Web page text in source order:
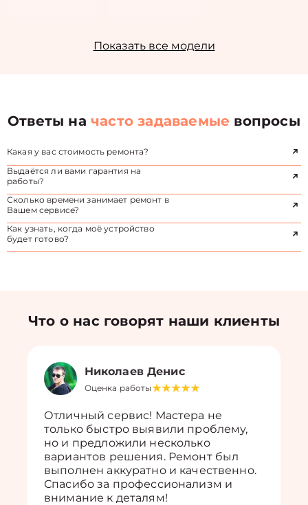
Показать все модели
Ответы начасто задаваемые вопросы
Какая у вас стоимость ремонта?
Выдаётся ли вами гарантия на
работы?
Сколько времени занимает ремонт в
Вашем сервисе?
Как узнать, когда моё устройство
будет готово?
Что о нас говорят наши клиенты
Николаев Денис
Оценка работы
Отличный сервис! Мастера не
только быстро выявили проблему,
но и предложили несколько
вариантов решения. Ремонт был
выполнен аккуратно и качественно.
Спасибо за профессионализм и
внимание к деталям!